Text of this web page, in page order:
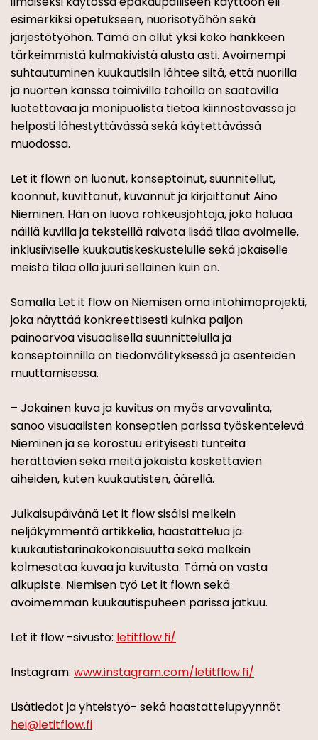
esimerkiksi opetukseen, nuorisotyöhön sekä
järjestötyöhön. Tämä on ollut yksi koko hankkeen
tärkeimmistä kulmakivistä alusta asti. Avoimempi
suhtautuminen kuukautisiin lähtee siitä, että nuorilla
ja nuorten kanssa toimivilla tahoilla on saatavilla
luotettavaa ja monipuolista tietoa kiinnostavassa ja
helposti lähestyttävässä sekä käytettävässä
muodossa.
Let it flown on luonut, konseptoinut, suunnitellut,
koonnut, kuvittanut, kuvannut ja kirjoittanut Aino
Nieminen. Hän on luova rohkeusjohtaja, joka haluaa
näillä kuvilla ja teksteillä raivata lisää tilaa avoimelle,
inklusiiviselle kuukautiskeskustelulle sekä jokaiselle
meistä tilaa olla juuri sellainen kuin on.
Samalla Let it flow on Niemisen oma intohimoprojekti,
joka näyttää konkreettisesti kuinka paljon
painoarvoa visuaalisella suunnittelulla ja
konseptoinnilla on tiedonvälityksessä ja asenteiden
muuttamisessa.
– Jokainen kuva ja kuvitus on myös arvovalinta,
sanoo visuaalisten konseptien parissa työskentelevä
Nieminen ja se korostuu erityisesti tunteita
herättävien sekä meitä jokaista koskettavien
aiheiden, kuten kuukautisten, äärellä.
Julkaisupäivänä Let it flow sisälsi melkein
neljäkymmentä artikkelia, haastattelua ja
kuukautistarinakokonaisuutta sekä melkein
kolmesataa kuvaa ja kuvitusta. Tämä on vasta
alkupiste. Niemisen työ Let it flown sekä
avoimemman kuukautispuheen parissa jatkuu.
Let it flow -sivusto: letitflow.fi/
Instagram: www.instagram.com/letitflow.fi/
Lisätiedot ja yhteistyö- sekä haastattelupyynnöt
hei@letitflow.fi